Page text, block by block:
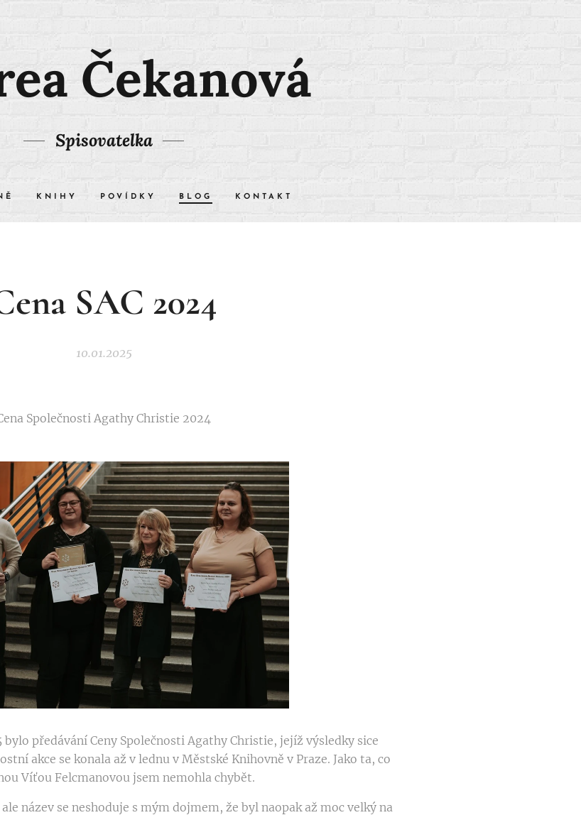
Čekanová
Spisovatelka
KNIHY POVÍDKY BLOG KONTAKT
SAC 2024
10.01.2025
Společnosti Agathy Christie 2024
předávání Ceny Společnosti Agathy Christie, jejíž výsledky sice
akce se konala až v lednu v Městské Knihovně v Praze. Jako ta, co
Víťou Felcmanovou jsem nemohla chybět.
název se neshoduje s mým dojmem, že byl naopak až moc velký na